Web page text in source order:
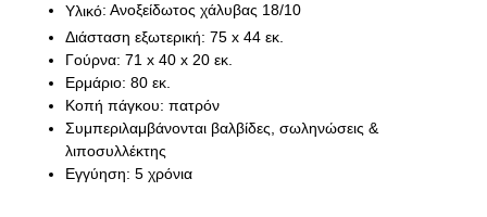
Υλικό: Ανοξείδωτος χάλυβας 18/10
Διάσταση εξωτερική: 75 x 44 εκ.
Γούρνα: 71 x 40 x 20 εκ.
Ερμάριο: 80 εκ.
Κοπή πάγκου: πατρόν
Συμπεριλαμβάνονται βαλβίδες, σωληνώσεις &
λιποσυλλέκτης
Εγγύηση: 5 χρόνια